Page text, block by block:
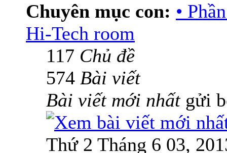
Chuyên mục con: •
Hi-Tech room
117 Chủ đề
574 Bài viết
Bài viết mới nhấtgửi
Thứ 2 Tháng 6 03,